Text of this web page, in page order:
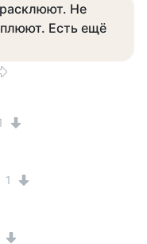
Не
Есть ещё
1